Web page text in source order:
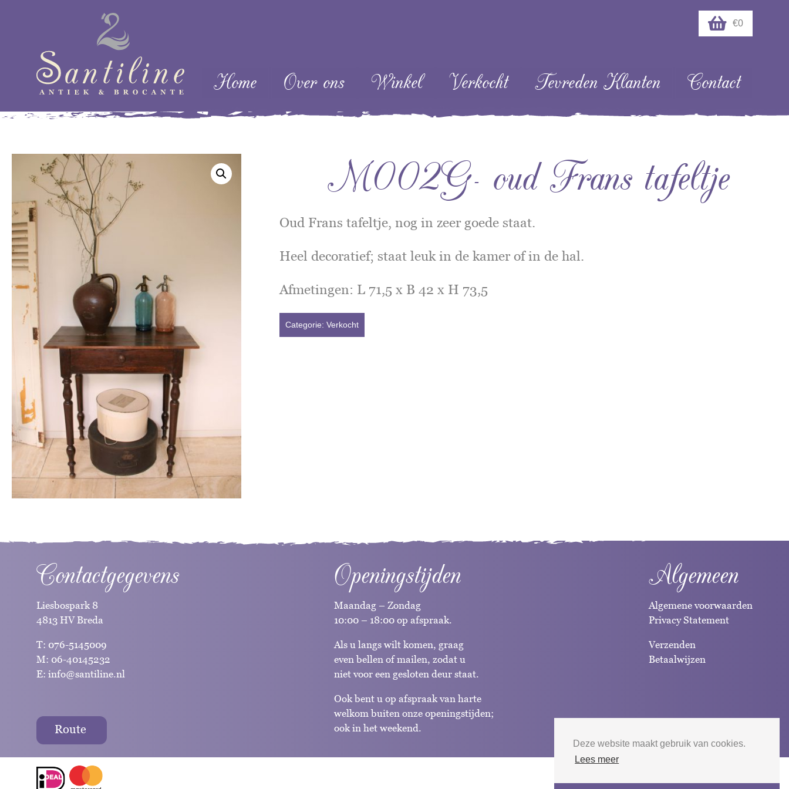
Deze website maakt gebruik van cookies.
Lees meer
€0
Menu
Skip naar content
Home Over ons Winkel Verkocht Tevreden Klanten Contact
M002G- oud Frans tafeltje
Oud Frans tafeltje, nog in zeer goede staat.
Heel decoratief; staat leuk in de kamer of in de hal.
Afmetingen: L 71,5 x B 42 x H 73,5
Categorie:Verkocht
Contactgegevens
Liesbospark 8
4813 HV Breda
T: 076-5145009
M: 06-40145232
E: info@santiline.nl
Route
Openingstijden
Maandag – Zondag
10:00 – 18:00 op afspraak.
Als u langs wilt komen, graag
even bellen of mailen, zodat u
niet voor een gesloten deur staat.
Ook bent u op afspraak van harte
welkom buiten onze openingstijden;
ook in het weekend.
Algemeen
Algemene voorwaarden
Privacy Statement
Verzenden
Betaalwijzen